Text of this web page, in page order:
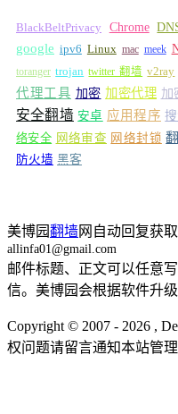
BlackBeltPrivacy Chrome
google ipv6 Linux mac meek
toranger trojan twitter 翻墙 v2ray
代理工具 加密 加密代理 加
安全翻墙 安卓 应用程序
络安全 网络审查 网络封锁
防火墙 黑客
美博园翻墙网自动回复获
allinfa01@gmail.com
邮件标题、正文可以任意
信。美博园会根据软件升
Copyright © 2007 - 2026 ,
权问题请留言通知本站管